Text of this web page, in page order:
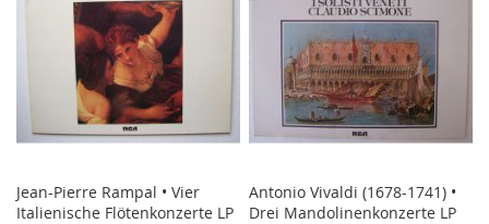
Jean-Pierre Rampal • Vier
Italienische Flötenkonzerte LP
Antonio Vivaldi (1678-1741) •
Drei Mandolinenkonzerte LP